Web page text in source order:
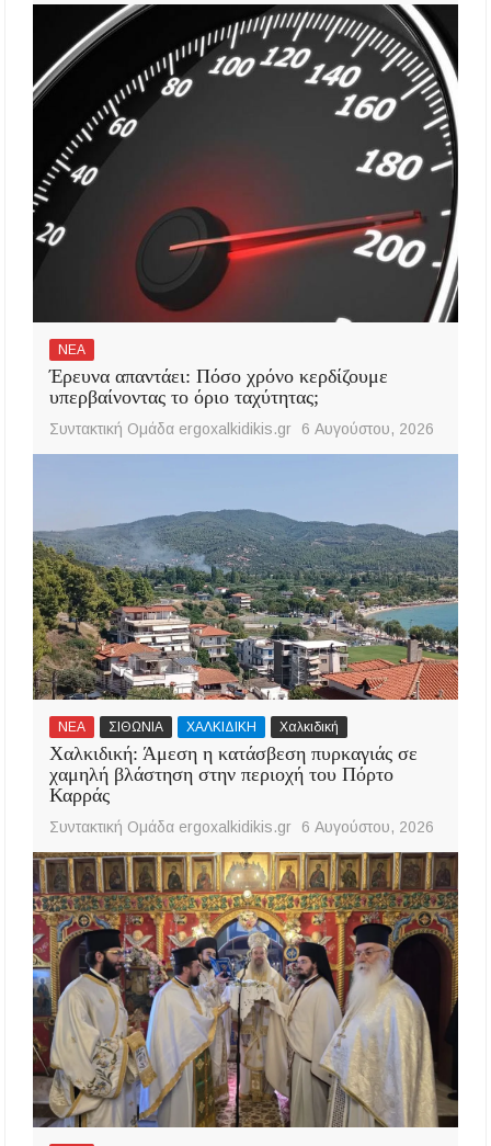
ΝΕΑ
Έρευνα απαντάει: Πόσο χρόνο κερδίζουμε
υπερβαίνοντας το όριο ταχύτητας;
Συντακτική Ομάδα ergoxalkidikis.gr 6 Αυγούστου, 2026
ΝΕΑ ΣΙΘΩΝΙΑ ΧΑΛΚΙΔΙΚΗ Χαλκιδική
Χαλκιδική: Άμεση η κατάσβεση πυρκαγιάς σε
χαμηλή βλάστηση στην περιοχή του Πόρτο
Καρράς
Συντακτική Ομάδα ergoxalkidikis.gr 6 Αυγούστου, 2026